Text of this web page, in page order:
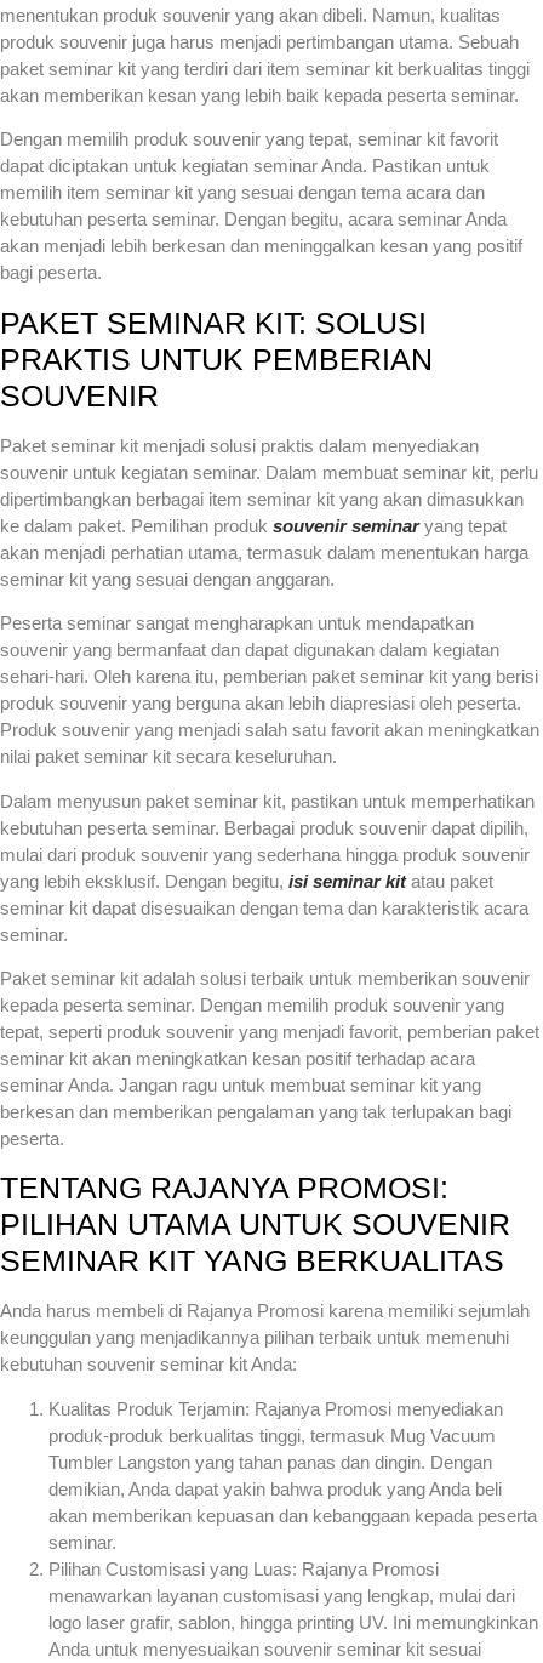
menentukan produk souvenir yang akan dibeli. Namun, kualitas
produk souvenir juga harus menjadi pertimbangan utama. Sebuah
paket seminar kit yang terdiri dari item seminar kit berkualitas tinggi
akan memberikan kesan yang lebih baik kepada peserta seminar.
Dengan memilih produk souvenir yang tepat, seminar kit favorit
dapat diciptakan untuk kegiatan seminar Anda. Pastikan untuk
memilih item seminar kit yang sesuai dengan tema acara dan
kebutuhan peserta seminar. Dengan begitu, acara seminar Anda
akan menjadi lebih berkesan dan meninggalkan kesan yang positif
bagi peserta.
PAKET SEMINAR KIT: SOLUSI
PRAKTIS UNTUK PEMBERIAN
SOUVENIR
Paket seminar kit menjadi solusi praktis dalam menyediakan
souvenir untuk kegiatan seminar. Dalam membuat seminar kit, perlu
dipertimbangkan berbagai item seminar kit yang akan dimasukkan
ke dalam paket. Pemilihan produk souvenir seminaryang tepat
akan menjadi perhatian utama, termasuk dalam menentukan harga
seminar kit yang sesuai dengan anggaran.
Peserta seminar sangat mengharapkan untuk mendapatkan
souvenir yang bermanfaat dan dapat digunakan dalam kegiatan
sehari-hari. Oleh karena itu, pemberian paket seminar kit yang berisi
produk souvenir yang berguna akan lebih diapresiasi oleh peserta.
Produk souvenir yang menjadi salah satu favorit akan meningkatkan
nilai paket seminar kit secara keseluruhan.
Dalam menyusun paket seminar kit, pastikan untuk memperhatikan
kebutuhan peserta seminar. Berbagai produk souvenir dapat dipilih,
mulai dari produk souvenir yang sederhana hingga produk souvenir
yang lebih eksklusif. Dengan begitu, isi seminar kitatau paket
seminar kit dapat disesuaikan dengan tema dan karakteristik acara
seminar.
Paket seminar kit adalah solusi terbaik untuk memberikan souvenir
kepada peserta seminar. Dengan memilih produk souvenir yang
tepat, seperti produk souvenir yang menjadi favorit, pemberian paket
seminar kit akan meningkatkan kesan positif terhadap acara
seminar Anda. Jangan ragu untuk membuat seminar kit yang
berkesan dan memberikan pengalaman yang tak terlupakan bagi
peserta.
TENTANG RAJANYA PROMOSI:
PILIHAN UTAMA UNTUK SOUVENIR
SEMINAR KIT YANG BERKUALITAS
Anda harus membeli di Rajanya Promosi karena memiliki sejumlah
keunggulan yang menjadikannya pilihan terbaik untuk memenuhi
kebutuhan souvenir seminar kit Anda:
Kualitas Produk Terjamin: Rajanya Promosi menyediakan
produk-produk berkualitas tinggi, termasuk Mug Vacuum
Tumbler Langston yang tahan panas dan dingin. Dengan
demikian, Anda dapat yakin bahwa produk yang Anda beli
akan memberikan kepuasan dan kebanggaan kepada peserta
seminar.
Pilihan Customisasi yang Luas: Rajanya Promosi
menawarkan layanan customisasi yang lengkap, mulai dari
logo laser grafir, sablon, hingga printing UV. Ini memungkinkan
Anda untuk menyesuaikan souvenir seminar kit sesuai